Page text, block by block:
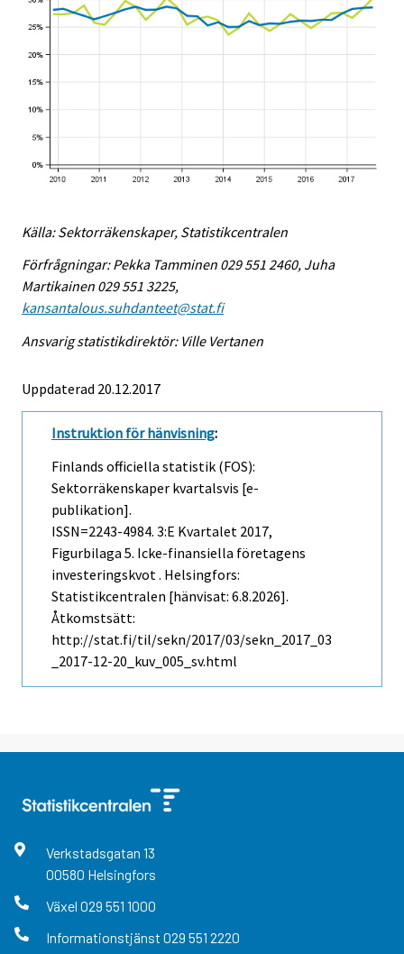
Källa: Sektorräkenskaper, Statistikcentralen
Förfrågningar: Pekka Tamminen 029 551 2460, Juha
Martikainen 029 551 3225,
kansantalous.suhdanteet@stat.fi
Ansvarig statistikdirektör: Ville Vertanen
Uppdaterad 20.12.2017
Instruktion för hänvisning:
Finlands officiella statistik (FOS):
Sektorräkenskaper kvartalsvis [e-
publikation].
ISSN=2243-4984. 3:e Kvartalet 2017,
Figurbilaga 5. Icke-finansiella företagens
investeringskvot . Helsingfors:
Statistikcentralen [hänvisat: 6.8.2026].
Åtkomstsätt:
http://stat.fi/til/sekn/2017/03/sekn_2017_03
_2017-12-20_kuv_005_sv.html
Verkstadsgatan 13
00580 Helsingfors
Växel 029 551 1000
Informationstjänst 029 551 2220